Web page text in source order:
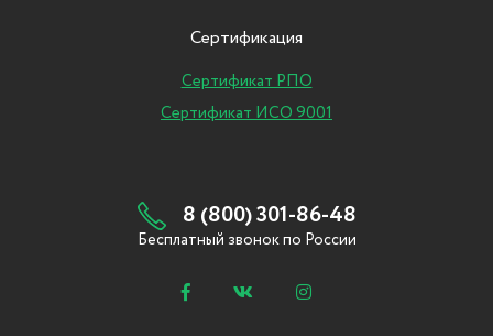
Сертификация
Сертификат РПО
Сертификат ИСО 9001
8 (800) 301-86-48
Бесплатный звонок по России